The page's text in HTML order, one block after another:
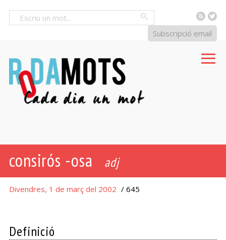
RSS
Subscripció email
consirós -osa adj
Divendres, 1 de març del 2002 / 645
Definició